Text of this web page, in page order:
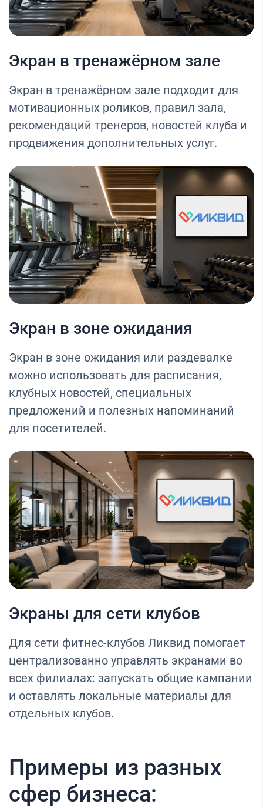
Экран в тренажёрном зале
Экран в тренажёрном зале подходит для
мотивационных роликов, правил зала,
рекомендаций тренеров, новостей клуба и
продвижения дополнительных услуг.
Экран в зоне ожидания
Экран в зоне ожидания или раздевалке
можно использовать для расписания,
клубных новостей, специальных
предложений и полезных напоминаний
для посетителей.
Экраны для сети клубов
Для сети фитнес-клубов Ликвид помогает
централизованно управлять экранами во
всех филиалах: запускать общие кампании
и оставлять локальные материалы для
отдельных клубов.
Примеры из разных
сфер бизнеса: